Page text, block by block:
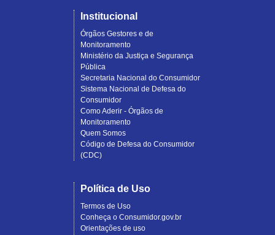
Institucional
Órgãos Gestores e de
Monitoramento
Ministério da Justiça e Segurança
Pública
Secretaria Nacional do Consumidor
Sistema Nacional de Defesa do
Consumidor
Como Aderir - Órgãos de
Monitoramento
Quem Somos
Código de Defesa do Consumidor
(CDC)
Política de Uso
Termos de Uso
Conheça o Consumidor.gov.br
Orientações de uso